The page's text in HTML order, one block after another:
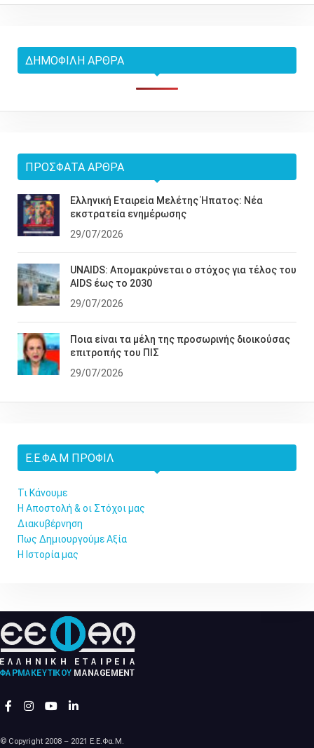
ΔΗΜΟΦΙΛΉ ΆΡΘΡΑ
ΠΡΌΣΦΑΤΑ ΆΡΘΡΑ
Ελληνική Εταιρεία Μελέτης Ήπατος: Νέα
εκστρατεία ενημέρωσης
29/07/2026
UNAIDS: Απομακρύνεται ο στόχος για τέλος του
AIDS έως το 2030
29/07/2026
Ποια είναι τα μέλη της προσωρινής διοικούσας
επιτροπής του ΠΙΣ
29/07/2026
Ε.Ε.ΦΑ.Μ ΠΡΟΦΊΛ
Τι Κάνουμε
Η Αποστολή & οι Στόχοι μας
Διακυβέρνηση
Πως Δημιουργούμε Αξία
Η Ιστορία μας
© Copyright 2008 – 2021 Ε.Ε.Φα.Μ.